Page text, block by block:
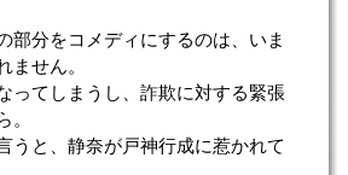
部分をコメディにするのは、いま
ません。
ってしまうし、詐欺に対する緊張
。
うと、静奈が戸神行成に惹かれて